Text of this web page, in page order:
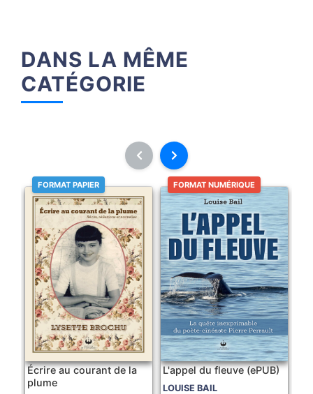
DANS LA MÊME
CATÉGORIE
FORMAT PAPIER
Écrire au courant de la
plume
FORMAT NUMÉRIQUE
L'appel du fleuve (ePUB)
LOUISE BAIL